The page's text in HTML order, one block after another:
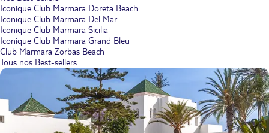
Iconique Club Marmara Doreta Beach
Iconique Club Marmara Del Mar
Iconique Club Marmara Sicilia
Iconique Club Marmara Grand Bleu
Club Marmara Zorbas Beach
Tous nos Best-sellers